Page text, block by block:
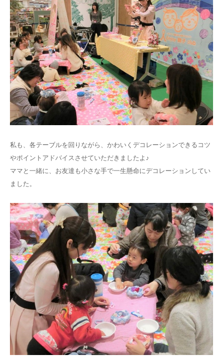
私も、各テーブルを回りながら、かわいくデコレーションできるコツ
やポイントアドバイスさせていただきましたよ♪
ママと一緒に、お友達も小さな手で一生懸命にデコレーションしてい
ました。